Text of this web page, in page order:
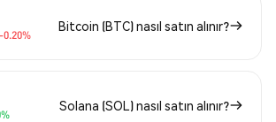
-0.20%
Bitcoin (BTC) nasıl satın alınır?
Solana (SOL) nasıl satın alınır?